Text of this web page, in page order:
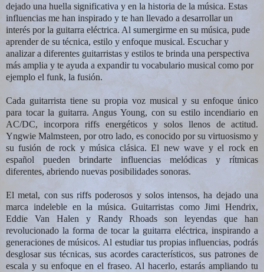
dejado una huella significativa y en la historia de la música. Estas
influencias me han inspirado y te han llevado a desarrollar un
interés por la guitarra eléctrica. Al sumergirme en su música, pude
aprender de su técnica, estilo y enfoque musical. Escuchar y
analizar a diferentes guitarristas y estilos te brinda una perspectiva
más amplia y te ayuda a expandir tu vocabulario musical como por
ejemplo el funk, la fusión.
Cada guitarrista tiene su propia voz musical y su enfoque único
para tocar la guitarra. Angus Young, con su estilo incendiario en
AC/DC, incorpora riffs energéticos y solos llenos de actitud.
Yngwie Malmsteen, por otro lado, es conocido por su virtuosismo y
su fusión de rock y música clásica. El new wave y el rock en
español pueden brindarte influencias melódicas y rítmicas
diferentes, abriendo nuevas posibilidades sonoras.
El metal, con sus riffs poderosos y solos intensos, ha dejado una
marca indeleble en la música. Guitarristas como Jimi Hendrix,
Eddie Van Halen y Randy Rhoads son leyendas que han
revolucionado la forma de tocar la guitarra eléctrica, inspirando a
generaciones de músicos. Al estudiar tus propias influencias, podrás
desglosar sus técnicas, sus acordes característicos, sus patrones de
escala y su enfoque en el fraseo. Al hacerlo, estarás ampliando tu